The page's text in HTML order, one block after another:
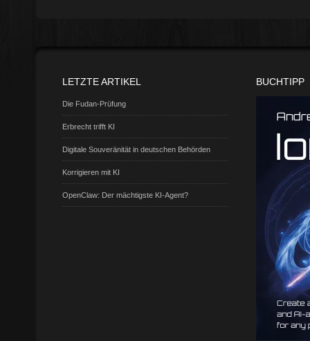
LETZTE ARTIKEL
Die Fudan-Prüfung
Erbrecht trifft KI
Digitale Souveränität in deutschen Behörden
Korrigieren mit KI
OpenClaw: Der mächtigste KI-Agent?
BUCHTIPP